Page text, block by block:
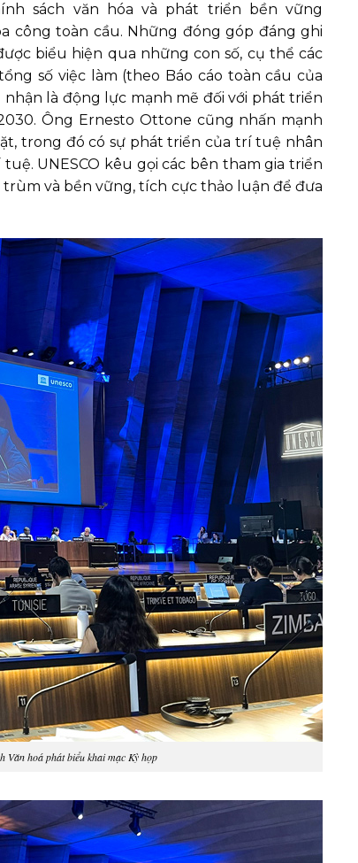
sách văn hóa và phát triển bền vững
công toàn cầu. Những đóng góp đáng ghi
biểu hiện qua những con số, cụ thể các
số việc làm (theo Báo cáo toàn cầu của
là động lực mạnh mẽ đối với phát triển
Ông Ernesto Ottone cũng nhấn mạnh
trong đó có sự phát triển của trí tuệ nhân
UNESCO kêu gọi các bên tham gia triển
và bền vững, tích cực thảo luận để đưa
hoá phát biểu khai mạc Kỳ họp